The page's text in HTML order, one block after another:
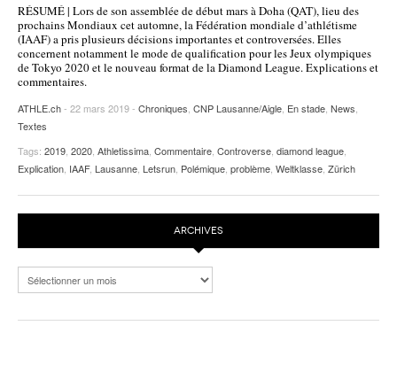
POURQUOI ATHLE.CH ?
ATHLE.CH RÉGIONS | VAUD
HIGHLIGHTS
LIVRES
RÉSUMÉ | Lors de son assemblée de début mars à Doha (QAT), lieu des
prochains Mondiaux cet automne, la Fédération mondiale d’athlétisme
(IAAF) a pris plusieurs décisions importantes et controversées. Elles
concernent notamment le mode de qualification pour les Jeux olympiques
de Tokyo 2020 et le nouveau format de la Diamond League. Explications et
commentaires.
ATHLE.ch- 22 mars 2019 - Chroniques CNP Lausanne/Aigle En stade News
Textes
Tags: 2019 2020 Athletissima Commentaire Controverse diamond league
Explication IAAF, Lausanne Letsrun Polémique problème Weltklasse Zürich
ARCHIVES
Archives